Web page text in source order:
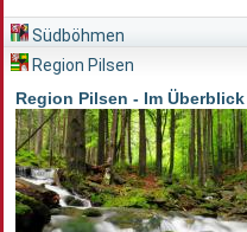
Südböhmen
Region Pilsen
Region Pilsen - Im Überblick